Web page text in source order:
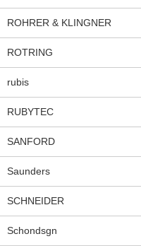
ROHRER & KLINGNER
ROTRING
rubis
RUBYTEC
SANFORD
Saunders
SCHNEIDER
Schondsgn